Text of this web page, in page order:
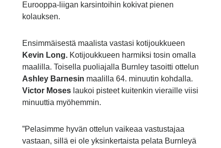
Eurooppa-liigan karsintoihin kokivat pienen
kolauksen.
Ensimmäisestä maalista vastasi kotijoukkueen
Kevin Long. Kotijoukkueen harmiksi tosin omalla
maalilla. Toisella puoliajalla Burnley tasoitti ottelun
Ashley Barnesin maalilla 64. minuutin kohdalla.
Victor Moses laukoi pisteet kuitenkin vieraille viisi
minuuttia myöhemmin.
”Pelasimme hyvän ottelun vaikeaa vastustajaa
vastaan, sillä ei ole yksinkertaista pelata Burnleyä